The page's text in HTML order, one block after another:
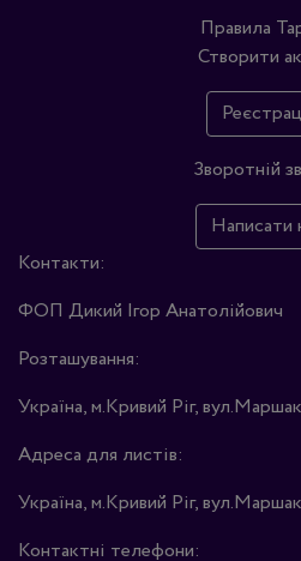
Правила
Створити
Зворотній
Написати
Контакти:
ФОП Дикий Ігор Анатолійович
Розташування:
Україна, м.Кривий Ріг,
Адреса для листів:
Україна, м.Кривий Ріг,
Контактні телефони: